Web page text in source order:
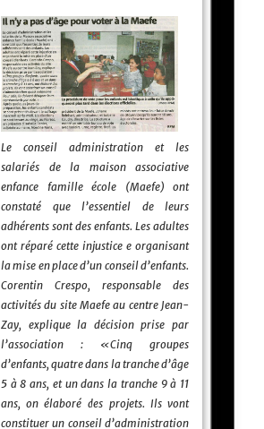
Le conseil administration et les
salariés de la maison associative
enfance famille école (Maefe) ont
constaté que l’essentiel de leurs
adhérents sont des enfants. Les adultes
ont réparé cette injustice e organisant
la mise en place d’un conseil d’enfants.
Corentin Crespo, responsable des
activités du site Maefe au centre Jean-
Zay, explique la décision prise par
l’association : «Cinq groupes
d’enfants, quatre dans la tranche d’âge
5 à 8 ans, et un dans la tranche 9 à 11
ans, on élaboré des projets. Ils vont
constituer un conseil d’administration